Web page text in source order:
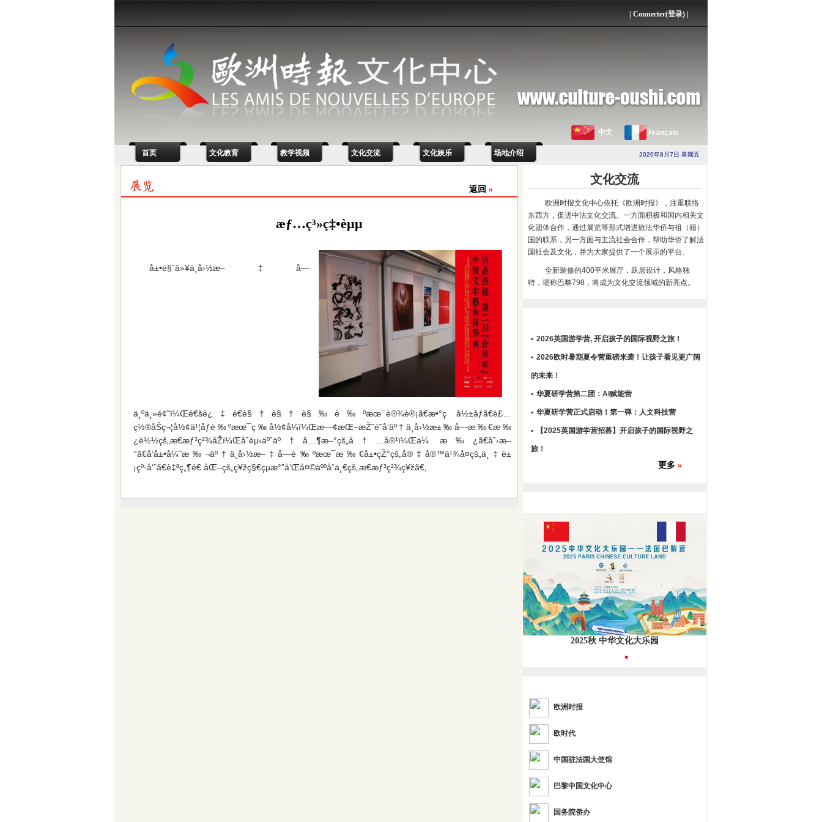
Connecter(登录)
中文 Français
首页 文化教育 教学视频 文化交流 文化娱乐 场地介绍 2026年8月7日 星期五
返回 »
æƒ…ç³»ç‡•èµµ
å±•è§ˆä»¥ä¸­å›½æ–‡å­—
ä¸ºä¸»é¢˜ï¼Œé€šè¿‡é€è§†è§†è§‰è‰ºæœ¯è®¾è®¡ã€æ•°ç å½±åƒã€è£…
ç½®åŠç¬¦å½¢ä¹¦åƒè‰ºæœ¯ç­‰å½¢å¼ï¼Œæ—¢æŒ–æŽ˜é˜å‘äº†ä¸­å›½æ±‰å­—æ‰€æ‰
¿è½½çš„æ€æƒ³ç²¾åŽï¼Œåˆèµ‹äºˆäº†å…¶æ–°çš„å†…å®¹ï¼Œä¼ æ‰¿ã€åˆ›æ–
°ã€å‘å±•å¼˜æ‰¬äº†ä¸­å›½æ–‡å­—è‰ºæœ¯æ‰€å±•çŽ°çš„å®‡å®™ä¹¾å¤çš„ä¸‡è±
¡çº·å‘ˆã€è‡ªç„¶é€ åŒ–çš„ç¥žç§€çµæ°”å’Œå¤©äººåˆä¸€çš„æ€æƒ³ç²¾ç¥žã€‚
文化交流
欧洲时报文化中心依托《欧洲时报》，注重联络
东西方，促进中法文化交流。一方面积极和国内相关文
化团体合作，通过展览等形式增进旅法华侨与祖（籍）
国的联系，另一方面与主流社会合作，帮助华侨了解法
国社会及文化，并为大家提供了一个展示的平台。
全新装修的400平米展厅，跃层设计，风格独
特，堪称巴黎798，将成为文化交流领域的新亮点。
• 2026英国游学营, 开启孩子的国际视野之旅！
• 2026欧时暑期夏令营重磅来袭！让孩子看见更广阔
的未来！
• 华夏研学营第二团：AI赋能营
• 华夏研学营正式启动！第一弹：人文科技营
• 【2025英国游学营招募】开启孩子的国际视野之
旅！
更多 »
2025秋 中华文化大乐园
•
欧洲时报
欧时代
中国驻法国大使馆
巴黎中国文化中心
国务院侨办